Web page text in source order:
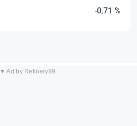
-0,71 %
▼ Ad by Refinery89